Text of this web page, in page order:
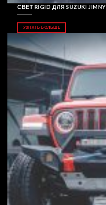
СВЕТ RIGID ДЛЯ SUZUKI JIMNY
УЗНАТЬ БОЛЬШЕ